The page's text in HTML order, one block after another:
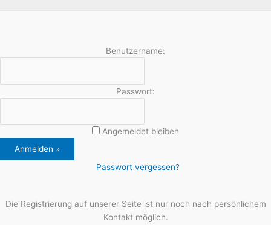
Benutzername:
Passwort:
Angemeldet bleiben
Passwort vergessen?
Die Registrierung auf unserer Seite ist nur noch nach persönlichem
Kontakt möglich.